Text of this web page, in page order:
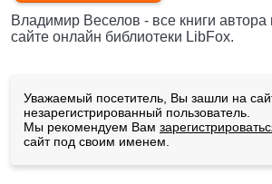
Владимир Веселов - все книги
сайте онлайн библиотеки LibFox.
Уважаемый посетитель, Вы зашли на
незарегистрированный пользователь.
Мы рекомендуем Вам
сайт под своим именем.